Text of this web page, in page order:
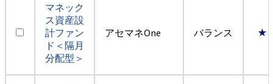
マネック
ス資産設
計ファン
ド＜隔月
分配型＞
アセマネOne バランス